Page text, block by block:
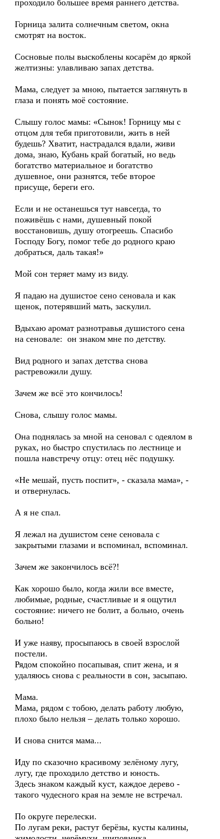
проходило большее время раннего детства.
Горница залита солнечным светом, окна
смотрят на восток.
Сосновые полы выскоблены косарём до яркой
желтизны: улавливаю запах детства.
Мама, следует за мною, пытается заглянуть в
глаза и понять моё состояние.
Слышу голос мамы: «Сынок! Горницу мы с
отцом для тебя приготовили, жить в ней
будешь? Хватит, настрадался вдали, живи
дома, знаю, Кубань край богатый, но ведь
богатство материальное и богатство
душевное, они разнятся, тебе второе
присуще, береги его.
Если и не останешься тут навсегда, то
поживёшь с нами, душевный покой
восстановишь, душу отогреешь. Спасибо
Господу Богу, помог тебе до родного краю
добраться, даль такая!»
Мой сон теряет маму из виду.
Я падаю на душистое сено сеновала и как
щенок, потерявший мать, заскулил.
Вдыхаю аромат разнотравья душистого сена
на сеновале: он знаком мне по детству.
Вид родного и запах детства снова
растревожили душу.
Зачем же всё это кончилось!
Снова, слышу голос мамы.
Она поднялась за мной на сеновал с одеялом в
руках, но быстро спустилась по лестнице и
пошла навстречу отцу: отец нёс подушку.
«Не мешай, пусть поспит», - сказала мама», -
и отвернулась.
А я не спал.
Я лежал на душистом сене сеновала с
закрытыми глазами и вспоминал, вспоминал.
Зачем же закончилось всё?!
Как хорошо было, когда жили все вместе,
любимые, родные, счастливые и я ощутил
состояние: ничего не болит, а больно, очень
больно!
И уже наяву, просыпаюсь в своей взрослой
постели.
Рядом спокойно посапывая, спит жена, и я
удаляюсь снова с реальности в сон, засыпаю.
Мама.
Мама, рядом с тобою, делать работу любую,
плохо было нельзя – делать только хорошо.
И снова снится мама...
Иду по сказочно красивому зелёному лугу,
лугу, где проходило детство и юность.
Здесь знаком каждый куст, каждое дерево -
такого чудесного края на земле не встречал.
По округе перелески.
По лугам реки, растут берёзы, кусты калины,